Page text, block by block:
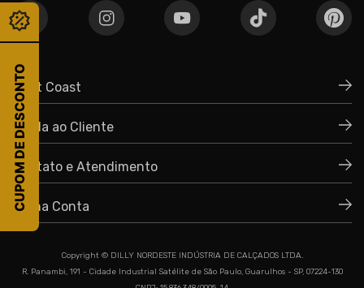
CUPOM DE DESCONTO
West Coast
Quem Somos
Política de Privacidade
Ajuda ao Cliente
Trocas e Devoluções
Políticas de Compra
Prazos e Fretes
Dúvidas Frequentes
Contato e Atendimento
+55 51 3035-4500
Atendimento: Segunda a Quinta: 9h às 12h - 14h às 17h e
Minha Conta
Meus Pedidos
Copyright © DILLY NORDESTE INDÚSTRIA DE CALÇADOS LTDA.
R. Panambi, 191 - Cidade Industrial Satélite de São Paulo, Guarulhos - SP, 07224-130